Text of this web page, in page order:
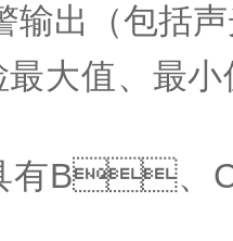
输出（包括声光
最大值、最
有B、